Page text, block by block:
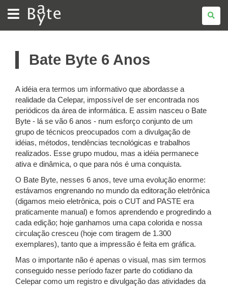
BATE
BYTE
Bate Byte 6 Anos
A idéia era termos um informativo que abordasse a
realidade da Celepar, impossível de ser encontrada nos
periódicos da área de informática. E assim nasceu o Bate
Byte - lá se vão 6 anos - num esforço conjunto de um
grupo de técnicos preocupados com a divulgação de
idéias, métodos, tendências tecnológicas e trabalhos
realizados. Esse grupo mudou, mas a idéia permanece
ativa e dinâmica, o que para nós é uma conquista.
O Bate Byte, nesses 6 anos, teve uma evolução enorme:
estávamos engrenando no mundo da editoração eletrônica
(digamos meio eletrônica, pois o CUT and PASTE era
praticamente manual) e fomos aprendendo e progredindo a
cada edição; hoje ganhamos uma capa colorida e nossa
circulação cresceu (hoje com tiragem de 1.300
exemplares), tanto que a impressão é feita em gráfica.
Mas o importante não é apenas o visual, mas sim termos
conseguido nesse período fazer parte do cotidiano da
Celepar como um registro e divulgação das atividades da